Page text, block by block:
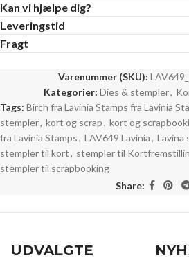
Kan vi hjælpe dig?
Leveringstid
Fragt
Varenummer (SKU):
Kategorier: Dies & stempler,
Tags: Birch fra Lavinia Stamps fra Lavinia
stempler, kort og scrap, kort og
fra Lavinia Stamps, LAV649 Lavinia, Lavina
stempler til kort, stempler til
stempler til scrapbooking
Share:
UDVALGTE